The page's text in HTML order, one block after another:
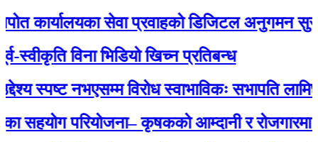
सेवा प्रवाहको डिजिटल अनुगमन सुरु, मन्त्री
विना भिडियो खिच्न प्रतिबन्ध
नभएसम्म विरोध स्वाभाविकः सभापति लामिछाने
परियोजना– कृषकको आम्दानी र रोजगारमा ठूलो